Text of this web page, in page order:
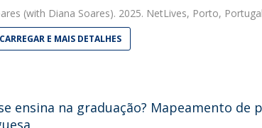
(with Diana Soares). 2025. NetLives, Porto,
E MAIS DETALHES
ensina na graduação? Mapeamento